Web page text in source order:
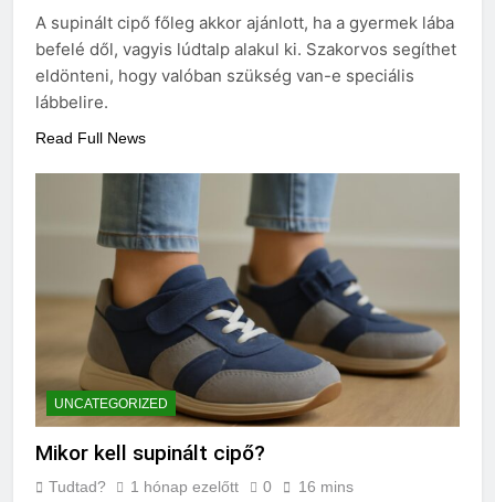
3 Nap Ezelőtt
A supinált cipő főleg akkor ajánlott, ha a gyermek lába
befelé dől, vagyis lúdtalp alakul ki. Szakorvos segíthet
eldönteni, hogy valóban szükség van-e speciális
lábbelire.
Read Full News
UNCATEGORIZED
Mikor kell supinált cipő?
Tudtad? 1 hónap ezelőtt 0 16 mins